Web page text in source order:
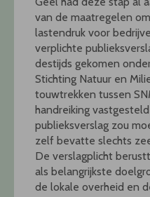
van de maatregelen
lastendruk voor
verplichte
destijds gekomen
Stichting Natuur en
touwtrekken tussen
handreiking vastgesteld
publieksverslag zou
zelf bevatte slechts
De verslagplicht
als belangrijkste
de lokale overheid en